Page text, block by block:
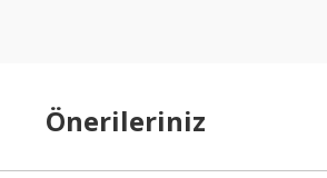
Önerileriniz